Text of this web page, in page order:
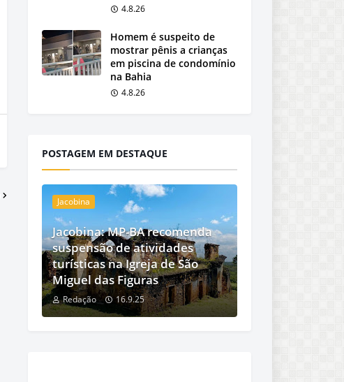
4.8.26
Homem é suspeito de
mostrar pênis a crianças
em piscina de condomínio
na Bahia
4.8.26
POSTAGEM EM DESTAQUE
Jacobina
Jacobina: MP-BA recomenda
suspensão de atividades
turísticas na Igreja de São
Miguel das Figuras
Redação 16.9.25